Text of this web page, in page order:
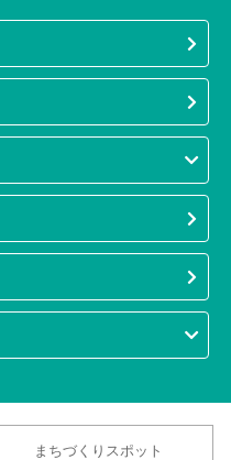
まちづくりスポット